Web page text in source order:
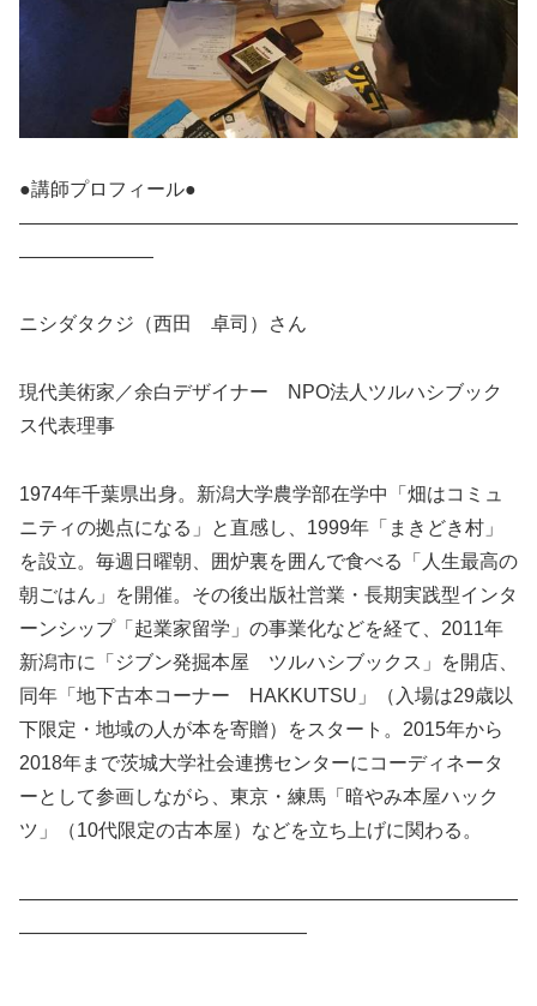
●講師プロフィール●
——————————————————————————
———————
ニシダタクジ（西田 卓司）さん
現代美術家／余白デザイナー NPO法人ツルハシブック
ス代表理事
1974年千葉県出身。新潟大学農学部在学中「畑はコミュ
ニティの拠点になる」と直感し、1999年「まきどき村」
を設立。毎週日曜朝、囲炉裏を囲んで食べる「人生最高の
朝ごはん」を開催。その後出版社営業・長期実践型インタ
ーンシップ「起業家留学」の事業化などを経て、2011年
新潟市に「ジブン発掘本屋 ツルハシブックス」を開店、
同年「地下古本コーナー HAKKUTSU」（入場は29歳以
下限定・地域の人が本を寄贈）をスタート。2015年から
2018年まで茨城大学社会連携センターにコーディネータ
ーとして参画しながら、東京・練馬「暗やみ本屋ハック
ツ」（10代限定の古本屋）などを立ち上げに関わる。
——————————————————————————
———————————————